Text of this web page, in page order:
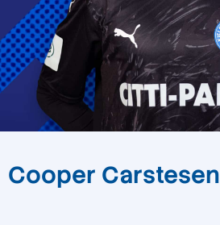
Cooper Carstesen